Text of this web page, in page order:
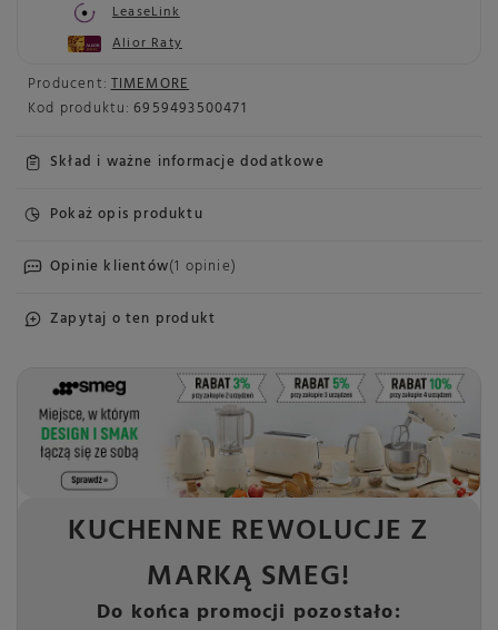
Producent: TIMEMORE
Kod produktu: 6959493500471
Skład i ważne informacje dodatkowe
Pokaż opis produktu
Opinie klientów(1 opinie)
Zapytaj o ten produkt
LeaseLink
Alior Raty
KUCHENNE REWOLUCJE Z
MARKĄ SMEG!
Do końca promocji pozostało: